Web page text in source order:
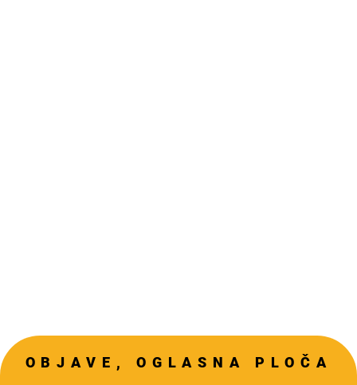
OBJAVE , OGLASNA PLOČA